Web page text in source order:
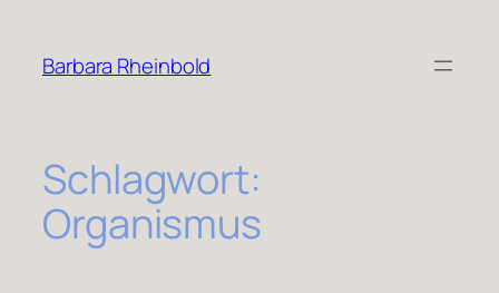
springen
Barbara Rheinbold
Schlagwort:
Organismus